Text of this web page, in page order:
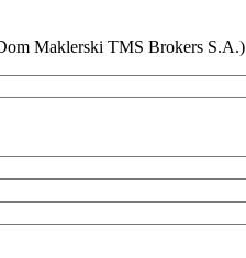
Maklerski TMS Brokers S.A.)